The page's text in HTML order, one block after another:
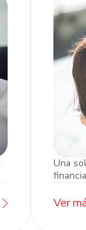
Una
Ver